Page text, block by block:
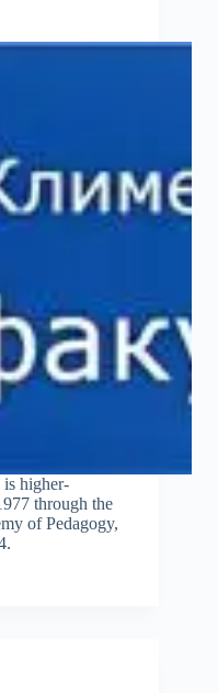
higher-
through the
of Pedagogy,